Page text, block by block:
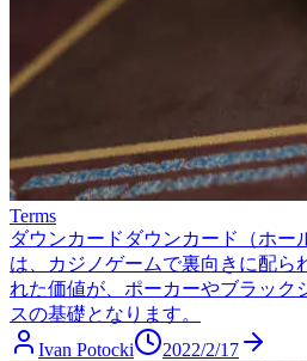
Terms
ダウンカード ダウンカード（ホー
は、カジノゲームで裏向きに配ら
れた価値が、ポーカーやブラック
スの基礎となります。
Ivan Potocki
2022/2/17